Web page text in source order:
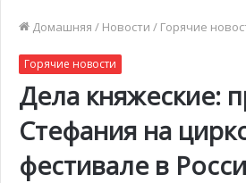
Домашняя / Новости / Горячие
Горячие новости
Дела княжеские:
Стефания на
фестивале в